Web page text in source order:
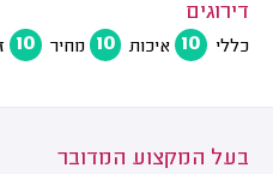
דירוגים
כללי 10 איכות 10 מחיר 10
בעל המקצוע המדובר